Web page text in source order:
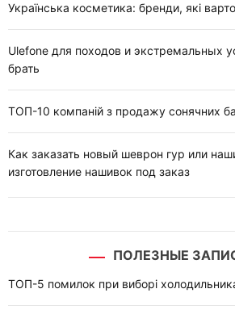
Українська косметика: бренди, які
Ulefone для походов и экстремальных
брать
ТОП-10 компаній з продажу сонячних
Как заказать новый шеврон гур или
изготовление нашивок под заказ
ПОЛЕЗНЫЕ
ТОП-5 помилок при виборі